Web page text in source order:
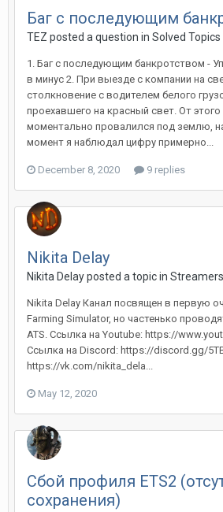
Баг с последующим
TEZ posted a question in Solved Topics
1. Баг с последующим банкротством -
в минус 2. При выезде с компании на
столкновение с водителем белого
проехавшего на красный свет. От этого
моментально провалился под землю,
момент я наблюдал цифру примерно...
December 8, 2020 9 replies
Nikita Delay
Nikita Delay posted a topic in Streamers
Nikita Delay Канал посвящен в первую
Farming Simulator, но частенько
ATS. Ссылка на Youtube: https://
Ссылка на Discord: https://discord.gg/
https://vk.com/nikita_dela...
May 12, 2020
Сбой профиля ETS2
сохранения)